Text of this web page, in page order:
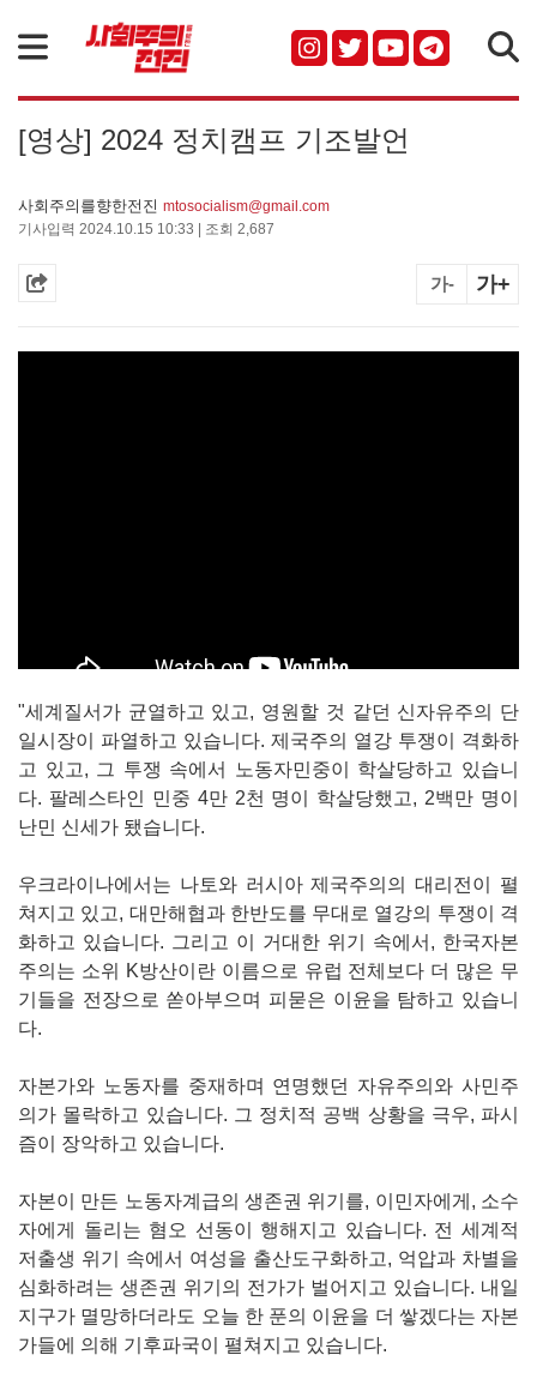
[영상] 2024 정치캠프 기조발언
사회주의를향한전진 mtosocialism@gmail.com
기사입력 2024.10.15 10:33 | 조회 2,687
가- 가+
"세계질서가 균열하고 있고, 영원할 것 같던 신자유주의 단
일시장이 파열하고 있습니다. 제국주의 열강 투쟁이 격화하
고 있고, 그 투쟁 속에서 노동자민중이 학살당하고 있습니
다. 팔레스타인 민중 4만 2천 명이 학살당했고, 2백만 명이
난민 신세가 됐습니다.
우크라이나에서는 나토와 러시아 제국주의의 대리전이 펼
쳐지고 있고, 대만해협과 한반도를 무대로 열강의 투쟁이 격
화하고 있습니다. 그리고 이 거대한 위기 속에서, 한국자본
주의는 소위 K방산이란 이름으로 유럽 전체보다 더 많은 무
기들을 전장으로 쏟아부으며 피묻은 이윤을 탐하고 있습니
다.
자본가와 노동자를 중재하며 연명했던 자유주의와 사민주
의가 몰락하고 있습니다. 그 정치적 공백 상황을 극우, 파시
즘이 장악하고 있습니다.
자본이 만든 노동자계급의 생존권 위기를, 이민자에게, 소수
자에게 돌리는 혐오 선동이 행해지고 있습니다. 전 세계적
저출생 위기 속에서 여성을 출산도구화하고, 억압과 차별을
심화하려는 생존권 위기의 전가가 벌어지고 있습니다. 내일
지구가 멸망하더라도 오늘 한 푼의 이윤을 더 쌓겠다는 자본
가들에 의해 기후파국이 펼쳐지고 있습니다.